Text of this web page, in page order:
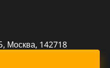
Москва, 142718